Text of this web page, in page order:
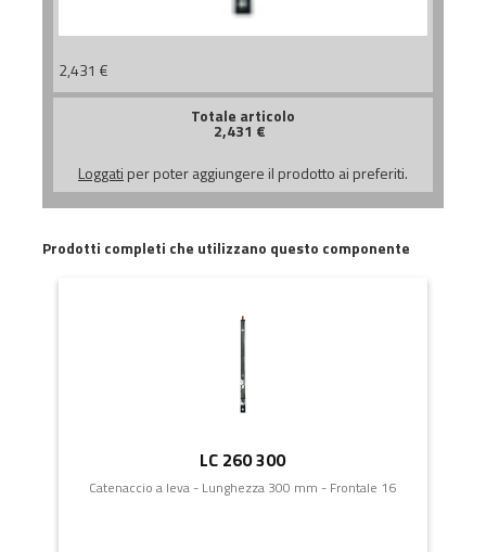
2,431 €
Totale articolo
2,431 €
Loggati per poter aggiungere il prodotto ai preferiti.
Prodotti completi che utilizzano questo componente
LC 260 300
Catenaccio a leva - Lunghezza 300 mm - Frontale 16